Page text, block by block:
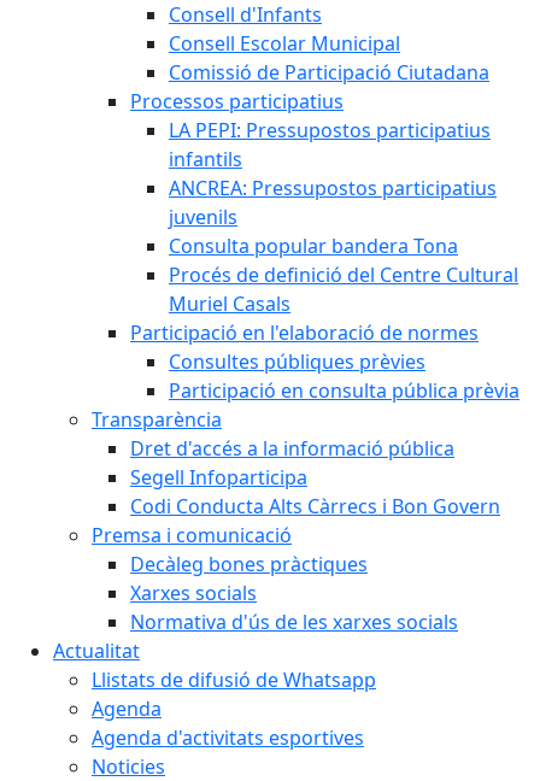
Consell d'Infants
Consell Escolar Municipal
Comissió de Participació Ciutadana
Processos participatius
LA PEPI: Pressupostos participatius
infantils
ANCREA: Pressupostos participatius
juvenils
Consulta popular bandera Tona
Procés de definició del Centre Cultural
Muriel Casals
Participació en l'elaboració de normes
Consultes públiques prèvies
Participació en consulta pública prèvia
Transparència
Dret d'accés a la informació pública
Segell Infoparticipa
Codi Conducta Alts Càrrecs i Bon Govern
Premsa i comunicació
Decàleg bones pràctiques
Xarxes socials
Normativa d'ús de les xarxes socials
Actualitat
Llistats de difusió de Whatsapp
Agenda
Agenda d'activitats esportives
Noticies